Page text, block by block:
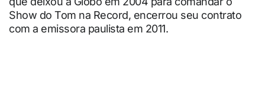
Show do Tom na Record, encerrou seu contrato
com a emissora paulista em 2011.